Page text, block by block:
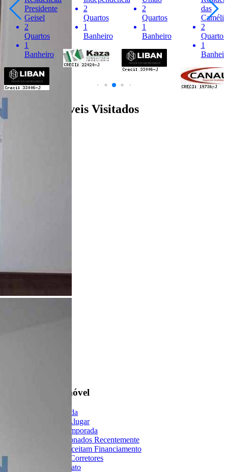
Presidente
Geisel
2
Quartos
1
Banheiro
2
Quartos
1
Banheiro
2
Quartos
1
Banheiro
das
2
Quartos
1
Últimos Imóveis Visitados
Encontre um Imóvel
Imóveis à Venda
Imóveis para Alugar
Imóveis de Temporada
Imóveis Adicionados Recentemente
Imóveis que Aceitam Financiamento
Imobiliárias e Corretores
Entre em Contato